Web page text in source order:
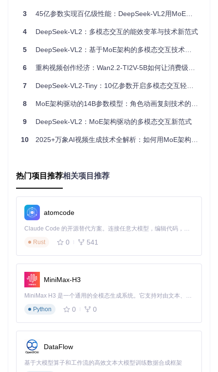
至350ms
降至40万内
<200ms
核心价值小结：效率、成本、适配性三维度突破
落地案例：制造业质检流程优化
某汽车零部件厂商引入DeepSeek-VL2-Small（28亿激活参
数）后，实现质检流程革新：
图像采集
：高清相机拍摄零件表面（分辨率800×600）
缺陷识别：模型自动定位划痕、凹陷等瑕疵，准确率达98.
核心价值小结：制造业质检效率提升8倍，漏检率显著降低
落地案例：金融文档智能解析
银行信用卡申请流程优化案例：
传统流程：人工核对身份证、收入证明等5类文档，平均耗
MoE方案 ：DeepSeek-VL2-Tiny（10亿激活参数）实现：
多语言OCR识别准确率99.2%
表格数据提取错误率2.3%
整体处理时间压缩至90秒/单
核心价值小结：金融文档处理效率提升8倍，错误率低于3%
技术验证：权威测评表现
在国际多模态评测集MMBench上：
3 45亿参数实现百亿级性能：DeepSeek-VL2用MoE架构颠覆多模态效率瓶颈
4 DeepSeek-VL2：多模态交互的能效变革与技术新范式
5 DeepSeek-VL2：基于MoE架构的多模态交互技术创新实践
6 重构视频创作经济：Wan2.2-TI2V-5B如何让消费级GPU实现电影级叙事
7 DeepSeek-VL2-Tiny：10亿参数开启多模态交互轻量化新纪元
8 MoE架构驱动的14B参数模型：角色动画复刻技术的范式突破与行业价值重构
9 DeepSeek-VL2：MoE架构驱动的多模态交互新范式
10 2025+万象AI视频生成技术全解析：如何用MoE架构解锁创作新可能
热门项目推荐相关项目推荐
atomcode
Claude Code 的开源替代方案。连接任意大模型，编辑代码，运行命令，自动验证 — 全自动执行。用 Rust 构建，极致性能。 ｜ An open-source alternative to Claude Code. Connect any LLM, edit code, run commands, and verify changes — autonomously. Built in Rust for speed. Get Started
Rust
0 541
MiniMax-H3
MiniMax H3 是一个通用的全模态生成系统。它支持对由文本、图像、视频和音频组成的多模态上下文进行统一理解，并能生成分辨率高达 2K、时长可达 15 秒的带原生立体声音频的视频。得益于面向任务泛化的系统设计，H3 在预训练阶段就已具备广泛的多模态上下文理解与生成能力，能够出色地执行复杂的多模态指令。
Python
0 0
DataFlow
基于大模型算子和工作流的高效文本大模型训练数据合成框架